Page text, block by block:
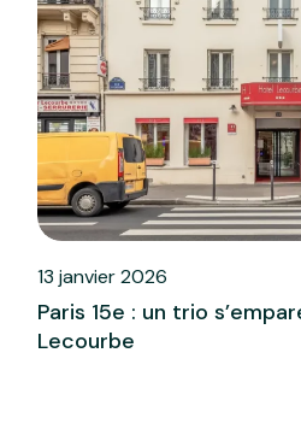
13 janvier 2026
Paris 15e : un trio
Lecourbe